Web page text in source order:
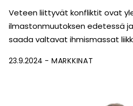
Veteen liittyvät konfliktit ovat
ilmastonmuutoksen edetessä
saada valtavat ihmismassat
23.9.2024 MARKKINAT